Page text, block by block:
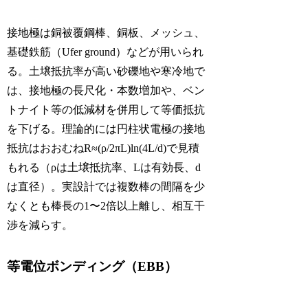
接地極は銅被覆鋼棒、銅板、メッシュ、
基礎鉄筋（Ufer ground）などが用いられ
る。土壌抵抗率が高い砂礫地や寒冷地で
は、接地極の長尺化・本数増加や、ベン
トナイト等の低減材を併用して等価抵抗
を下げる。理論的には円柱状電極の接地
抵抗はおおむねR≈(ρ/2πL)ln(4L/d)で見積
もれる（ρは土壌抵抗率、Lは有効長、d
は直径）。実設計では複数棒の間隔を少
なくとも棒長の1〜2倍以上離し、相互干
渉を減らす。
等電位ボンディング（EBB）